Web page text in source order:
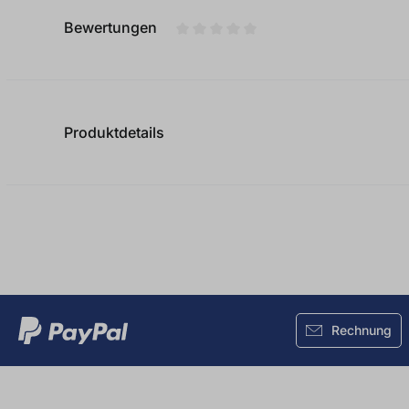
Bewertungen
Produktdetails
Rechnung